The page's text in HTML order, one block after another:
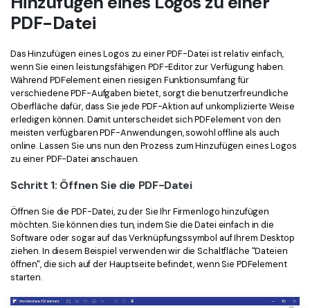
Alle PDF-Funktionen
Download-Zentrum
Laden Sie die leistungsstärksten und einfachsten PDF-Tools
PDF-Datei
Das Hinzufügen eines Logos zu einer PDF-Datei ist relativ einfach,
wenn Sie einen leistungsfähigen PDF-Editor zur Verfügung haben.
Während PDFelement einen riesigen Funktionsumfang für
verschiedene PDF-Aufgaben bietet, sorgt die benutzerfreundliche
Oberfläche dafür, dass Sie jede PDF-Aktion auf unkomplizierte Weise
erledigen können. Damit unterscheidet sich PDFelement von den
meisten verfügbaren PDF-Anwendungen, sowohl offline als auch
online. Lassen Sie uns nun den Prozess zum Hinzufügen eines Logos
zu einer PDF-Datei anschauen.
Schritt 1: Öffnen Sie die PDF-Datei
Öffnen Sie die PDF-Datei, zu der Sie Ihr Firmenlogo hinzufügen
möchten. Sie können dies tun, indem Sie die Datei einfach in die
Software oder sogar auf das Verknüpfungssymbol auf Ihrem Desktop
ziehen. In diesem Beispiel verwenden wir die Schaltfläche "Dateien
öffnen", die sich auf der Hauptseite befindet, wenn Sie PDFelement
starten.